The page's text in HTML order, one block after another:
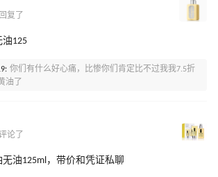
复了
125
你们有什么好心痛，比惨你们肯定比不过我我7.5折
油了
论了
油125ml，带价和凭证私聊